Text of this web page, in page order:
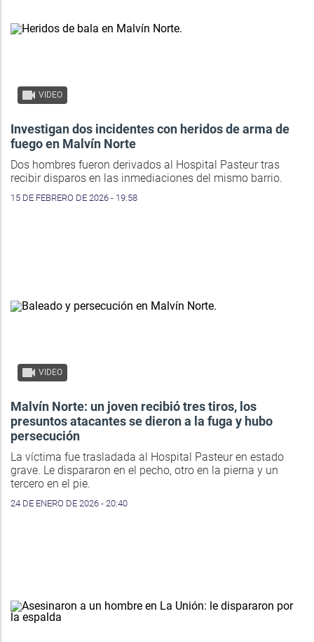
VIDEO
Investigan dos incidentes con heridos de arma de
fuego en Malvín Norte
Dos hombres fueron derivados al Hospital Pasteur tras
recibir disparos en las inmediaciones del mismo barrio.
15 DE FEBRERO DE 2026 - 19:58
VIDEO
Malvín Norte: un joven recibió tres tiros, los
presuntos atacantes se dieron a la fuga y hubo
persecución
La víctima fue trasladada al Hospital Pasteur en estado
grave. Le dispararon en el pecho, otro en la pierna y un
tercero en el pie.
24 DE ENERO DE 2026 - 20:40